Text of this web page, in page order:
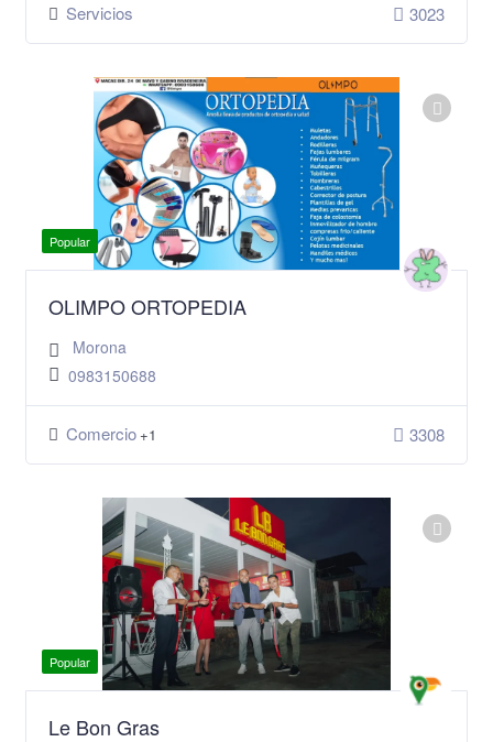
Servicios 3023
Popular
OLIMPO ORTOPEDIA
Morona
0983150688
Comercio +1 3308
Popular
Le Bon Gras